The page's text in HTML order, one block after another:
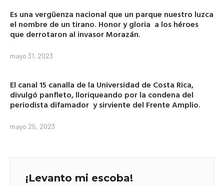
Es una vergüenza nacional que un parque nuestro luzca
el nombre de un tirano. Honor y gloria a los héroes
que derrotaron al invasor Morazán.
mayo 31, 2023
El canal 15 canalla de la Universidad de Costa Rica,
divulgó panfleto, lloriqueando por la condena del
periodista difamador y sirviente del Frente Amplio.
mayo 25, 2023
¡Levanto mi escoba!